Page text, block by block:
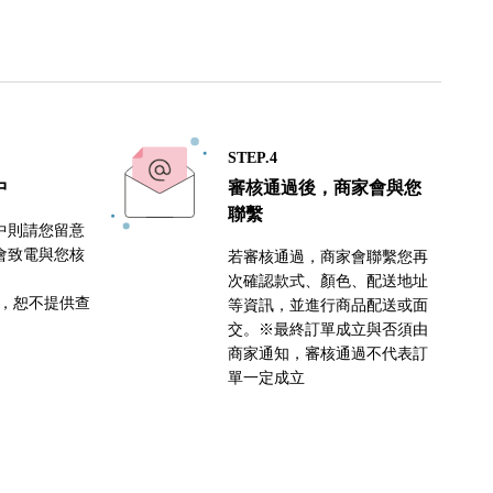
則請您留意
致電與您核
恕不提供查
STEP.4
審核通過後，商家會與您
聯繫
若審核通過，商家會聯繫您再
次確認款式、顏色、配送地址
等資訊，並進行商品配送或面
交。※最終訂單成立與否須由
商家通知，審核通過不代表訂
單一定成立